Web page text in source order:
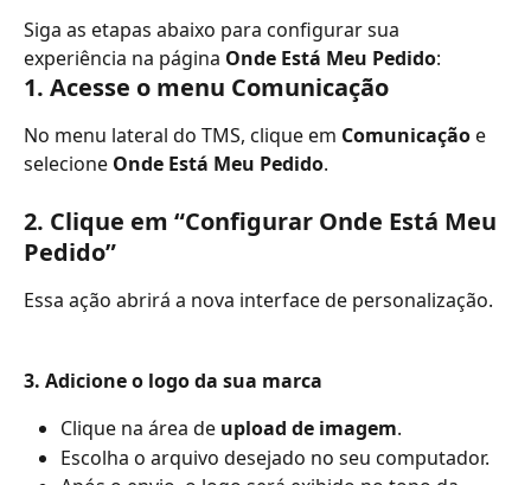
Siga as etapas abaixo para configurar sua
experiência na página Onde Está Meu Pedido:
1. Acesse o menu Comunicação
No menu lateral do TMS, clique em Comunicação e
selecione Onde Está Meu Pedido.
2. Clique em “Configurar Onde Está Meu
Pedido”
Essa ação abrirá a nova interface de personalização.
3. Adicione o logo da sua marca
Clique na área de upload de imagem.
Escolha o arquivo desejado no seu computador.